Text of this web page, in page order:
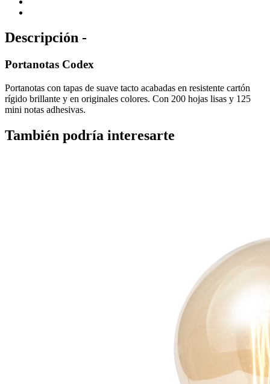
Descripción -
Portanotas Codex
Portanotas con tapas de suave tacto acabadas en resistente cartón
rígido brillante y en originales colores. Con 200 hojas lisas y 125
mini notas adhesivas.
También podría interesarte